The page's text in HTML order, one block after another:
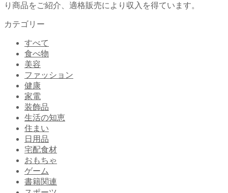
り商品をご紹介、適格販売により収入を得ています。
カテゴリー
すべて
食べ物
美容
ファッション
健康
家電
装飾品
生活の知恵
住まい
日用品
宅配食材
おもちゃ
ゲーム
書籍関連